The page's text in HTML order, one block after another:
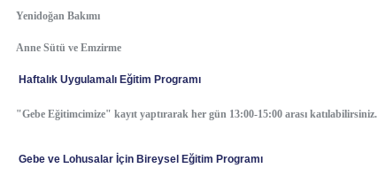
Yenidoğan Bakımı
Anne Sütü ve Emzirme
Haftalık Uygulamalı Eğitim Programı
"Gebe Eğitimcimize" kayıt yaptırarak her gün 13:00-15:00 arası katılabilirsiniz.
Gebe ve Lohusalar İçin Bireysel Eğitim Programı